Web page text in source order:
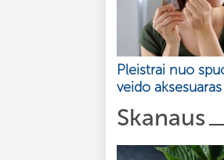
Pleistrai nuo
veido aksesuaras
Skanaus